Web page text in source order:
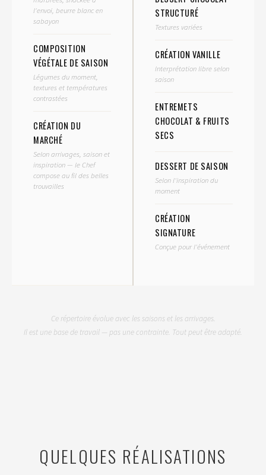
l'envoi, beurre blanc en
sabayon
COMPOSITION
VÉGÉTALE DE SAISON
Légumes du moment,
textures et températures
contrastées
CRÉATION DU
MARCHÉ
Selon arrivages, saison et
inspiration — le Chef
compose au fil des belles
trouvailles
STRUCTURÉ
Textures variées
CRÉATION VANILLE
Interprétation libre selon
saison
ENTREMETS
CHOCOLAT & FRUITS
SECS
DESSERT DE SAISON
Selon l'inspiration du
moment
CRÉATION
SIGNATURE
Conçue pour l'événement
Ce répertoire évolue avec les saisons et les arrivages.
Il est une base de travail — pas une contrainte. Tout peut être adapté.
QUELQUES RÉALISATIONS